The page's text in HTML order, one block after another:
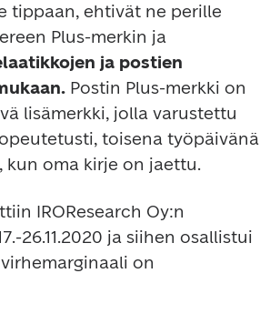
tippaan, ehtivät ne perille
Plus-merkin ja
ja postien
Postin Plus-merkki on
lisämerkki, jolla varustettu
toisena työpäivänä
IROResearch Oy:n
26.11.2020 ja siihen osallistui
on